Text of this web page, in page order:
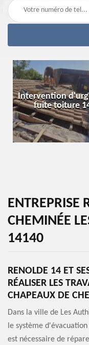
Intervention
fuite toiture
ENTREPRISE
CHEMINÉE
14140
RENOLDE 14 ET
RÉALISER LES
CHAPEAUX DE
Dans la ville de Les
le système
est nécessaire de